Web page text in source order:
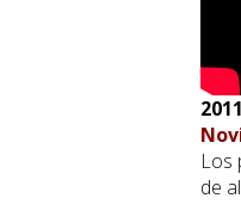
2011
Los
de